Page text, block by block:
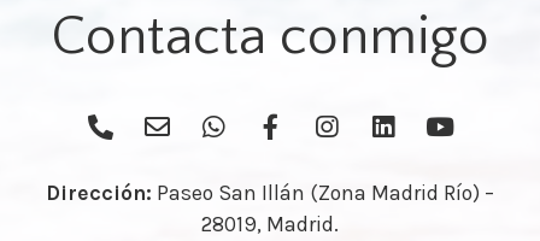
Contacta conmigo
Dirección: Paseo San Illán (Zona Madrid Río) –
28019, Madrid.